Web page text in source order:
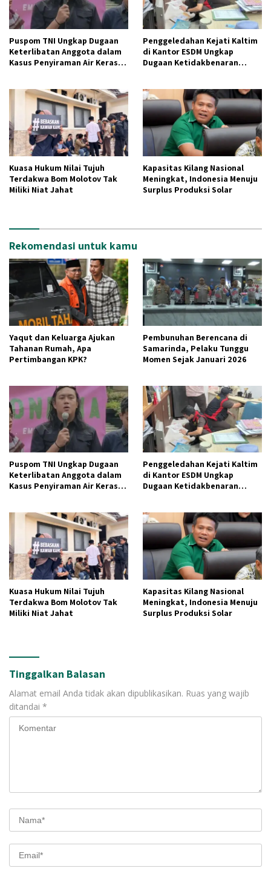
Puspom TNI Ungkap Dugaan
Keterlibatan Anggota dalam
Kasus Penyiraman Air Keras
Penggeledahan Kejati Kaltim
di Kantor ESDM Ungkap
Dugaan Ketidakbenaran
Kuasa Hukum Nilai Tujuh
Terdakwa Bom Molotov Tak
Miliki Niat Jahat
Kapasitas Kilang Nasional
Meningkat, Indonesia Menuju
Surplus Produksi Solar
Rekomendasi untuk kamu
Yaqut dan Keluarga Ajukan
Tahanan Rumah, Apa
Pertimbangan KPK?
Pembunuhan Berencana di
Samarinda, Pelaku Tunggu
Momen Sejak Januari 2026
Puspom TNI Ungkap Dugaan
Keterlibatan Anggota dalam
Kasus Penyiraman Air Keras
Penggeledahan Kejati Kaltim
di Kantor ESDM Ungkap
Dugaan Ketidakbenaran
Kuasa Hukum Nilai Tujuh
Terdakwa Bom Molotov Tak
Miliki Niat Jahat
Kapasitas Kilang Nasional
Meningkat, Indonesia Menuju
Surplus Produksi Solar
Tinggalkan Balasan
Alamat email Anda tidak akan dipublikasikan. Ruas yang wajib
ditandai *